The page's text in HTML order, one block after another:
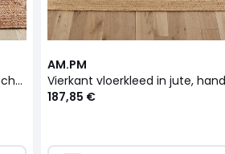
Vloerkleed in jute, handgevlochten, Hempy
AM.PM
187,85 €